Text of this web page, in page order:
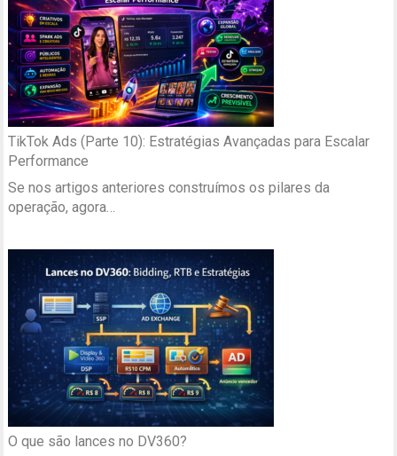
TikTok Ads (Parte 10): Estratégias Avançadas para Escalar
Performance
Se nos artigos anteriores construímos os pilares da
operação, agora…
O que são lances no DV360?